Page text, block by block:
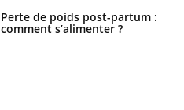
Perte de poids post-partum :
comment s’alimenter ?